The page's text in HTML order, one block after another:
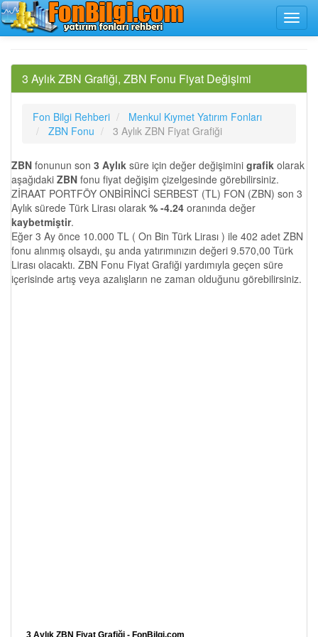
3 Aylık ZBN Grafiği, ZBN Fonu Fiyat Değişimi
Fon Bilgi Rehberi
Menkul Kıymet Yatırım Fonları
ZBN Fonu
3 Aylık ZBN Fiyat Grafiği
ZBN fonunun son 3 Aylık süre için değer değişimini grafik olarak
aşağıdaki ZBN fonu fiyat değişim çizelgesinde görebilirsiniz.
ZİRAAT PORTFÖY ONBİRİNCİ SERBEST (TL) FON (ZBN) son 3
Aylık sürede Türk Lirası olarak % -4.24 oranında değer
kaybetmiştir.
Eğer 3 Ay önce 10.000 TL ( On Bin Türk Lirası ) ile 402 adet ZBN
fonu alınmış olsaydı, şu anda yatırımınızın değeri 9.570,00 Türk
Lirası olacaktı. ZBN Fonu Fiyat Grafiği yardımıyla geçen süre
içerisinde artış veya azalışların ne zaman olduğunu görebilirsiniz.
3 Aylık ZBN Fiyat Grafiği - FonBilgi.com